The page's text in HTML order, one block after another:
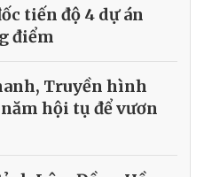
tiến độ 4 dự án
điểm
Truyền hình
hội tụ để vươn